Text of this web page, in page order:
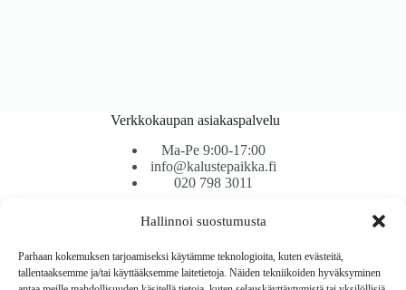
Hallinnoi suostumusta
Parhaan kokemuksen tarjoamiseksi käytämme teknologioita, kuten evästeitä,
tallentaaksemme ja/tai käyttääksemme laitetietoja. Näiden tekniikoiden hyväksyminen
Verkkokaupan asiakaspalvelu
Ma-Pe 9:00-17:00
info@kalustepaikka.fi
020 798 3011
Tavarantoimitus / Maksutavat
Toimitustavat
Maksutavat
Vaihto ja palautus